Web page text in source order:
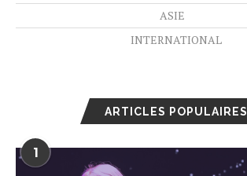
ASIE
INTERNATIONAL
ARTICLES POPULAIRES
1